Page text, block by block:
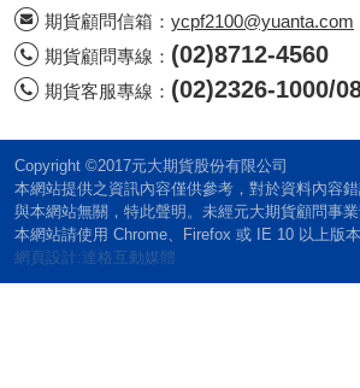
期貨顧問信箱： ycpf2100@yuanta.com
期貨顧問專線： (02)8712-4560
期貨客服專線： (02)2326-1000/
Copyright ©2017元大期貨股份有限公司
本網站提供之資訊內容僅供參考，對於資料內容
與本網站無關，特此聲明。未經元大期貨顧問事
本網站請使用 Chrome、Firefox 或 IE 10 以上版
網頁設計:達格互動媒體